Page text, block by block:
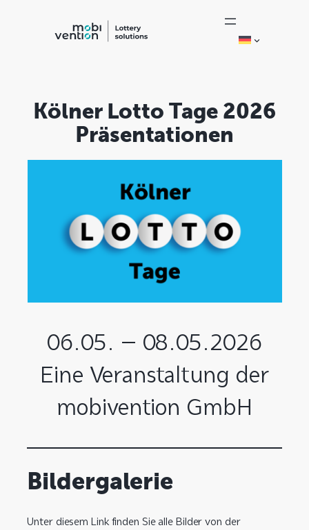
Kölner Lotto Tage 2026
Präsentationen
06.05. – 08.05.2026
Eine Veranstaltung der
mobivention GmbH
Bildergalerie
Unter diesem Link finden Sie alle Bilder von der